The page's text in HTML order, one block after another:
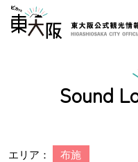
Sound
エリア： 布施